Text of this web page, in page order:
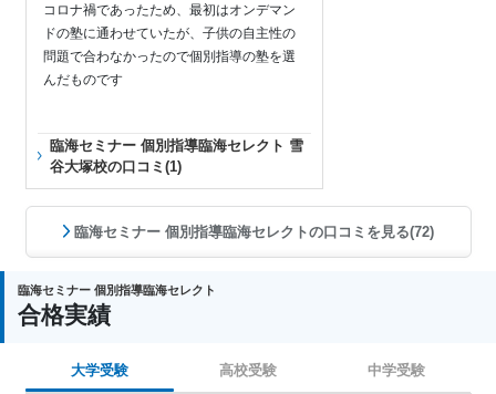
コロナ禍であったため、最初はオンデマン
ドの塾に通わせていたが、子供の自主性の
問題で合わなかったので個別指導の塾を選
んだものです
臨海セミナー 個別指導臨海セレクト 雪
谷大塚校の口コミ(1)
臨海セミナー 個別指導臨海セレクトの口コミを見る(72)
臨海セミナー 個別指導臨海セレクト
合格実績
大学受験 高校受験 中学受験